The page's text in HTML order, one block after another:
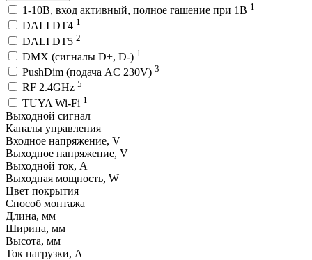
1-10В, вход активный, полное гашение при 1В 1
DALI DT4 1
DALI DT5 2
DMX (сигналы D+, D-) 1
PushDim (подача AC 230V) 3
RF 2.4GHz 5
TUYA Wi-Fi 1
Выходной сигнал
Каналы управления
Входное напряжение, V
Выходное напряжение, V
Выходной ток, A
Выходная мощность, W
Цвет покрытия
Способ монтажа
Длина, мм
Ширина, мм
Высота, мм
Ток нагрузки, A